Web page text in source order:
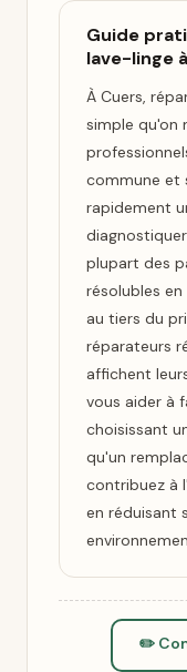
Guide
lave-linge
À Cuers,
simple qu'on
commune et
rapidement
plupart des
résolubles
au tiers du
réparateurs
affichent
vous aider à
choisissant
qu'un
contribuez à
en réduisant
✏️